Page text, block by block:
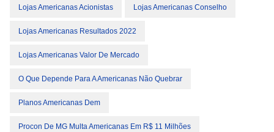
Lojas Americanas Acionistas Lojas Americanas Conselho
Lojas Americanas Resultados 2022
Lojas Americanas Valor De Mercado
O Que Depende Para A Americanas Não Quebrar
Planos Americanas Dem
Procon De MG Multa Americanas Em R$ 11 Milhões